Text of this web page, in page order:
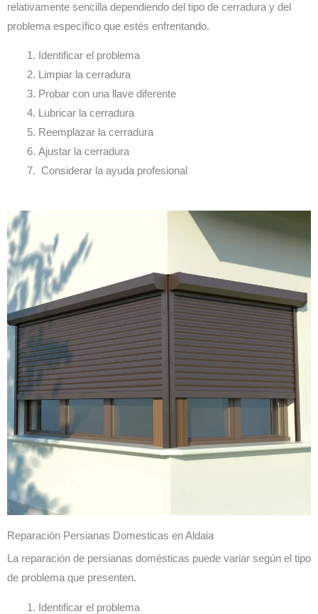
relativamente sencilla dependiendo del tipo de cerradura y del
problema específico que estés enfrentando.
Identificar el problema
Limpiar la cerradura
Probar con una llave diferente
Lubricar la cerradura
Reemplazar la cerradura
Ajustar la cerradura
Considerar la ayuda profesional
Reparación Persianas Domesticas en Aldaia
La reparación de persianas domésticas puede variar según el tipo
de problema que presenten.
Identificar el problema